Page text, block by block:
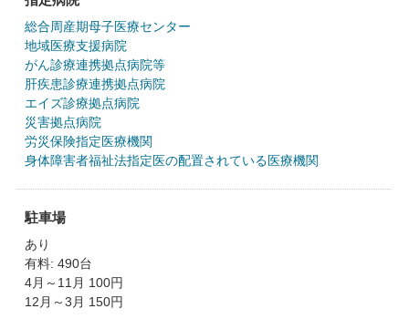
総合周産期母子医療センター
地域医療支援病院
がん診療連携拠点病院等
肝疾患診療連携拠点病院
エイズ診療拠点病院
災害拠点病院
労災保険指定医療機関
身体障害者福祉法指定医の配置されている医療機関
駐車場
あり
有料: 490台
4月～11月 100円
12月～3月 150円